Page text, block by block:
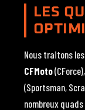
LES
Nous traitons
CFMoto(CForce),
(Sportsman,
nombreux